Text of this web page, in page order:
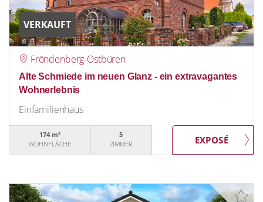
VERKAUFT
Fröndenberg-Ostbüren
Alte Schmiede im neuen Glanz - ein extravagantes
Wohnerlebnis
Einfamilienhaus
174 m²
WOHNFLÄCHE
5
ZIMMER